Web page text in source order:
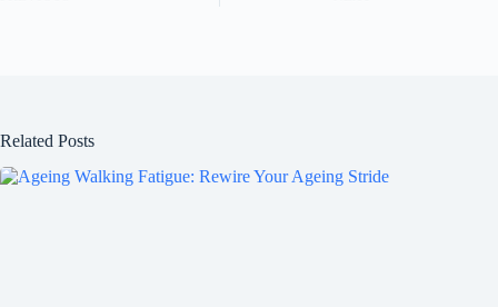
Related Posts